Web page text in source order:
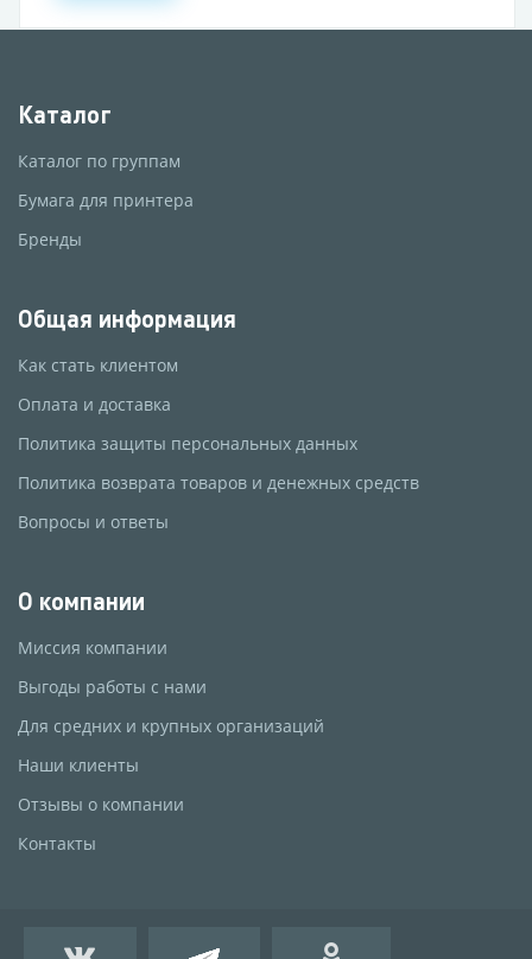
Каталог
Каталог по группам
Бумага для принтера
Бренды
Общая информация
Как стать клиентом
Оплата и доставка
Политика защиты персональных данных
Политика возврата товаров и денежных средств
Вопросы и ответы
О компании
Миссия компании
Выгоды работы с нами
Для средних и крупных организаций
Наши клиенты
Отзывы о компании
Контакты